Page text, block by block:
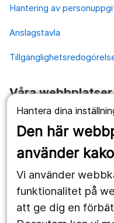
Hantera dina
Den här
använder
Vi använder
funktionalitet på
att ge dig en
Hantering av
Anslagstavla
Våra webbplatser
1177.se
Länstrafiken
Utveckling